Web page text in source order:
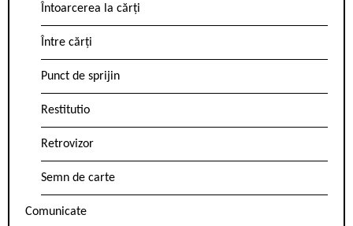
Întoarcerea la cărți
Între cărți
Punct de sprijin
Restitutio
Retrovizor
Semn de carte
Comunicate